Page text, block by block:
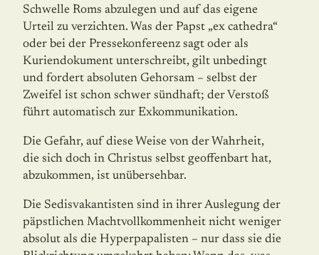
Schwelle Roms abzulegen und auf das eigene
Urteil zu verzichten. Was der Papst „ex cathedra“
oder bei der Pressekonfereenz sagt oder als
Kuriendokument unterschreibt, gilt unbedingt
und fordert absoluten Gehorsam – selbst der
Zweifel ist schon schwer sündhaft; der Verstoß
führt automatisch zur Exkommunikation.
Die Gefahr, auf diese Weise von der Wahrheit,
die sich doch in Christus selbst geoffen­bart hat,
abzukommen, ist unübersehbar.
Die Sedisvakantisten sind in ihrer Auslegung der
päpstlichen Machtvollkommenheit nicht weniger
absolut als die Hyperpapalisten – nur dass sie die